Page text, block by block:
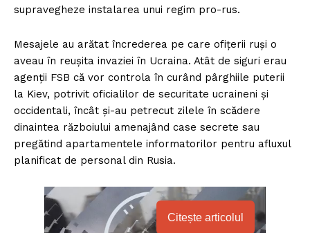
supravegheze instalarea unui regim pro-rus.
Mesajele au arătat încrederea pe care ofițerii ruși o
aveau în reușita invaziei în Ucraina. Atât de siguri erau
agenții FSB că vor controla în curând pârghiile puterii
la Kiev, potrivit oficialilor de securitate ucraineni și
occidentali, încât și-au petrecut zilele în scădere
dinaintea războiului amenajând case secrete sau
pregătind apartamentele informatorilor pentru afluxul
planificat de personal din Rusia.
Citește articolul